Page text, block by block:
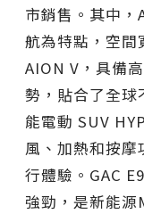
市銷售。其中，
航為特點，空間
AION V，具備
勢，貼合了全球
能電動 SUV
風、加熱和按摩
行體驗。GAC
強勁，是新能源